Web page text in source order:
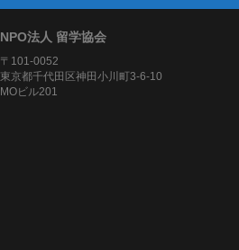
NPO法人 留学協会
〒101-0052
東京都千代田区神田小川町3-6-10
MOビル201